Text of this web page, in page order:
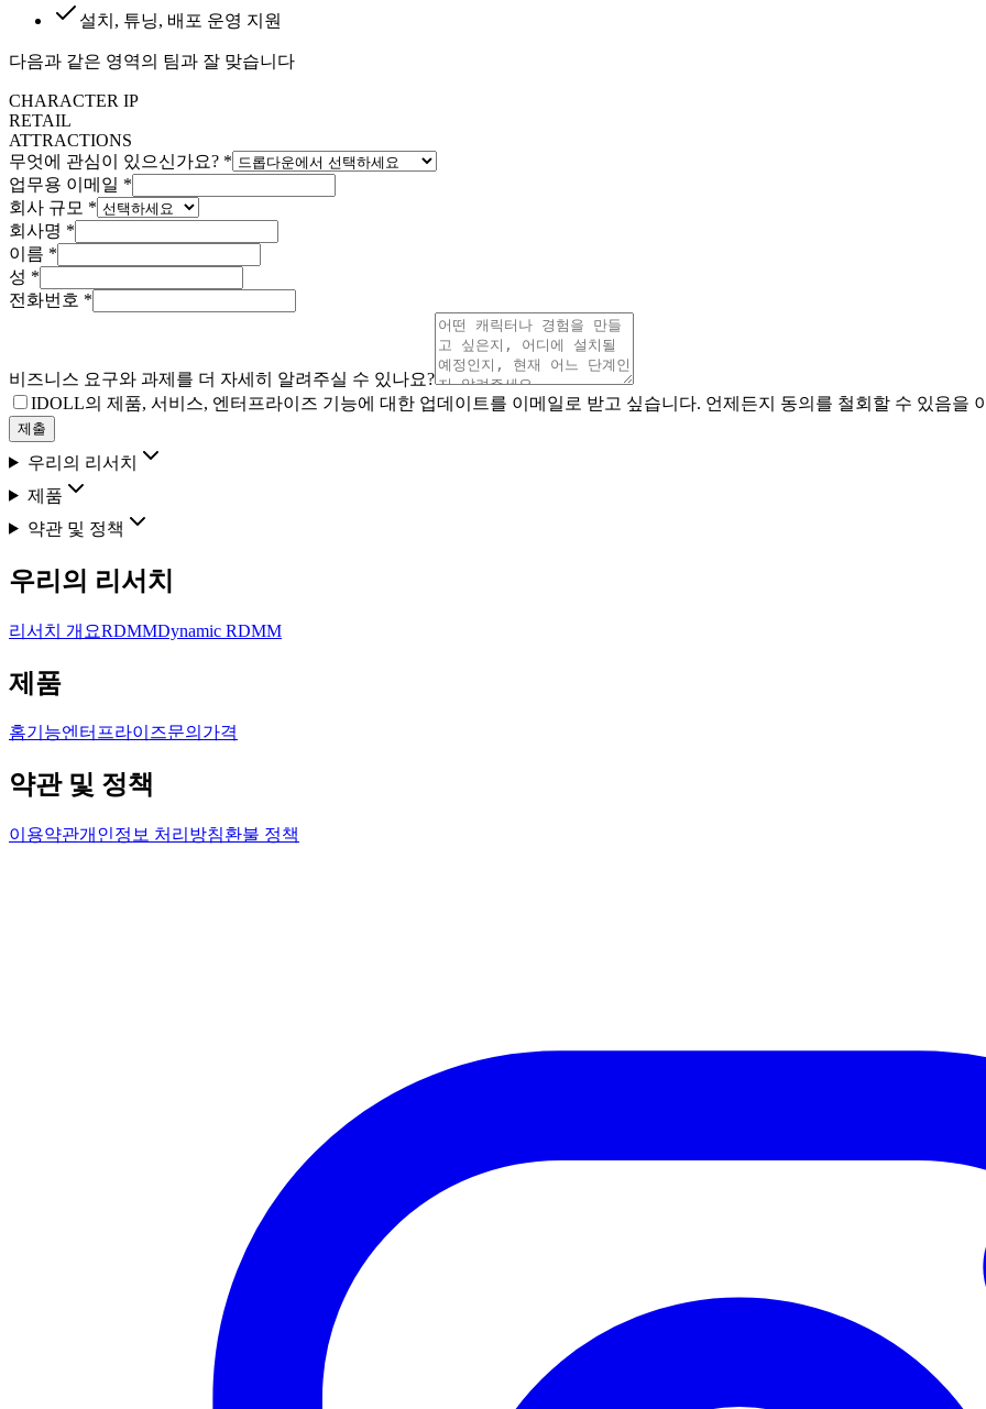
설치, 튜닝, 배포 운영 지원
다음과 같은 영역의 팀과 잘 맞습니다
CHARACTER IP
RETAIL
ATTRACTIONS
무엇에 관심이 있으신가요? *
업무용 이메일 *
회사 규모 *
회사명 *
이름 *
성 *
전화번호 *
비즈니스 요구와 과제를 더 자세히 알려주실 수 있나요?
IDOLL의 제품, 서비스, 엔터프라이즈 기능에 대한 업데이트를 이메일로 받고 싶습니다. 언제든지 동의를 철회할 수 있음을
제출
우리의 리서치
제품
약관 및 정책
우리의 리서치
리서치 개요RDMMDynamic RDMM
제품
홈기능엔터프라이즈문의 가격
약관 및 정책
이용약관개인정보 처리방침환불 정책